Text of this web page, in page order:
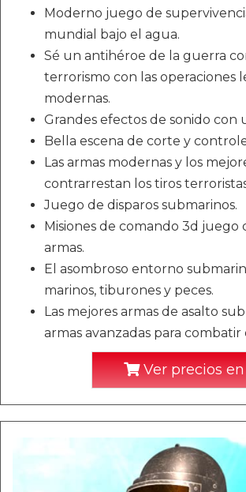
Moderno juego de
mundial bajo el agua.
Sé un antihéroe de la guerra
terrorismo con las operaciones
modernas.
Grandes efectos de sonido con
Bella escena de corte y
Las armas modernas y los
contrarrestan los tiros
Juego de disparos submarinos.
Misiones de comando 3d juego
armas.
El asombroso entorno
marinos, tiburones y peces.
Las mejores armas de asalto
armas avanzadas para
Ver precios